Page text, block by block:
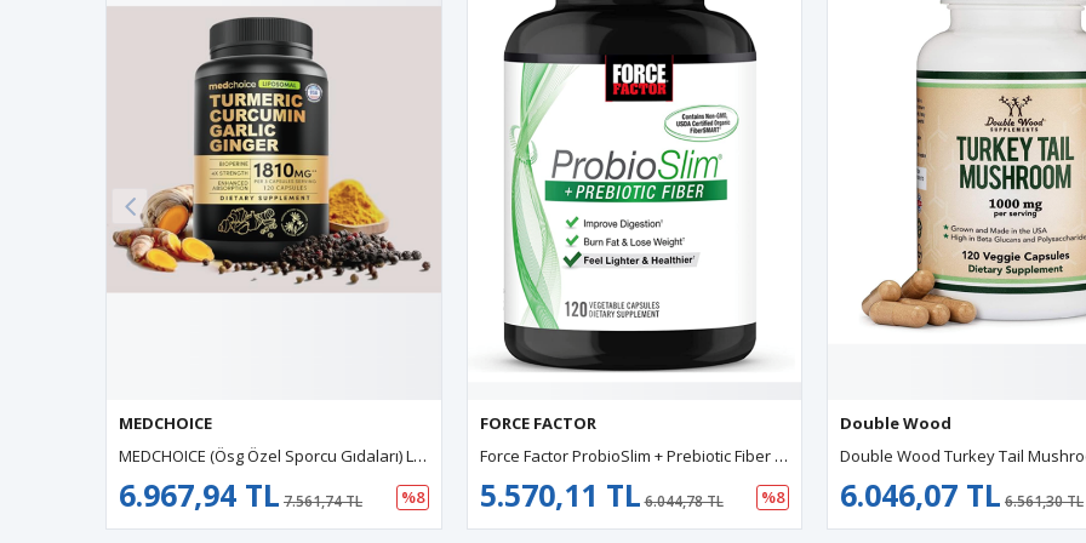
MEDCHOICE
MEDCHOICE (Ösg Özel Sporcu Gıdaları) Lİposomal Turmeric+Curcumın+Garlic+Ginger Root+BioPerine 120 Capsul.Orj Usa.
6.967,94 TL 7.561,74 TL %8
FORCE FACTOR
Force Factor ProbioSlim + Prebiotic Fiber 120 Capsules. Usa Version.42.
5.570,11 TL 6.044,78 TL %8
Double Wood
6.046,07 TL 6.561,30 TL